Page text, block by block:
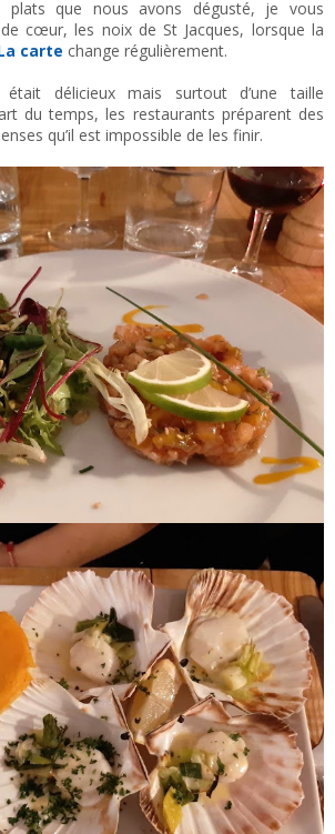
plats que nous avons dégusté, je vous
cœur, les noix de St Jacques, lorsque la
carte change régulièrement.
délicieux mais surtout d’une taille
du temps, les restaurants préparent des
qu’il est impossible de les finir.